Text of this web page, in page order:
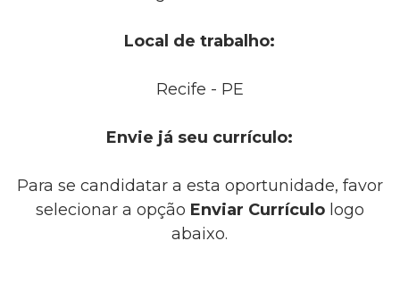
Local de trabalho:
Recife - PE
Envie já seu currículo:
Para se candidatar a esta oportunidade, favor
selecionar a opção Enviar Currículologo
abaixo.